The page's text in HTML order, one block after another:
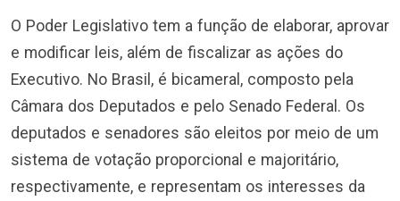
O Poder Legislativo tem a função de elaborar, aprovar
e modificar leis, além de fiscalizar as ações do
Executivo. No Brasil, é bicameral, composto pela
Câmara dos Deputados e pelo Senado Federal. Os
deputados e senadores são eleitos por meio de um
sistema de votação proporcional e majoritário,
respectivamente, e representam os interesses da